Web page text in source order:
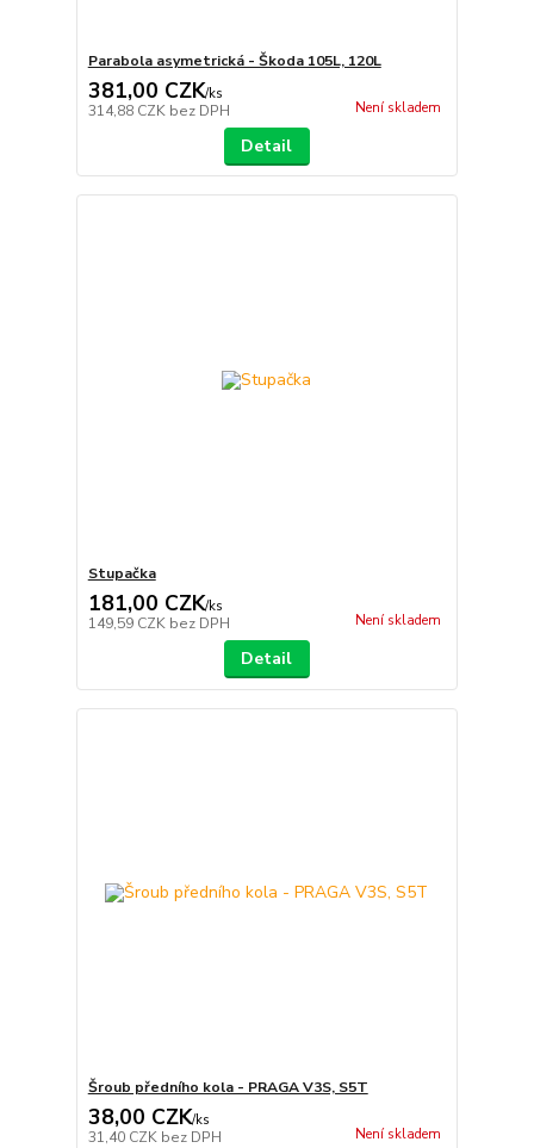
Parabola asymetrická - Škoda 105L, 120L
381,00 CZK/ks
314,88 CZK bez DPH Není skladem
Detail
Stupačka
181,00 CZK/ks
149,59 CZK bez DPH Není skladem
Detail
Šroub předního kola - PRAGA V3S, S5T
38,00 CZK/ks
31,40 CZK bez DPH Není skladem